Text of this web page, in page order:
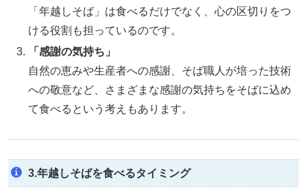
「年越しそば」は食べるだけでなく、心の区切りをつ
ける役割も担っているのです。
「感謝の気持ち」
自然の恵みや生産者への感謝、そば職人が培った技術
への敬意など、さまざまな感謝の気持ちをそばに込め
て食べるという考えもあります。
3.年越しそばを食べるタイミング